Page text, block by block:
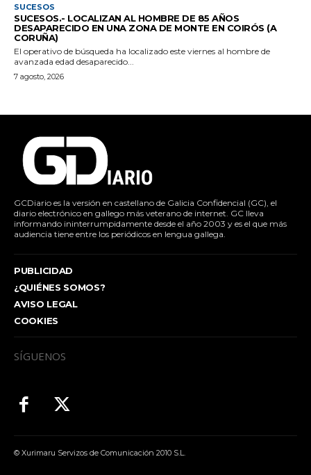
SUCESOS
SUCESOS.- LOCALIZAN AL HOMBRE DE 85 AÑOS
DESAPARECIDO EN UNA ZONA DE MONTE EN COIRÓS (A
CORUÑA)
El operativo de búsqueda ha localizado este viernes al hombre de
avanzada edad desaparecido...
7 agosto, 2026
GCDiario es la versión en castellano de Galicia Confidencial (GC), el
diario electrónico en gallego más veterano de internet. GC lleva
informando ininterrumpidamente desde el año 2003 y es el que más
audiencia tiene entre los periódicos en lengua gallega.
PUBLICIDAD
¿QUIÉNES SOMOS?
AVISO LEGAL
COOKIES
SÍGUENOS
© Xurimaru Servizos de Comunicación 2010 S.L.